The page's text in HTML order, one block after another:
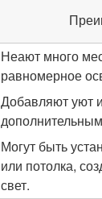
Неают много
равномерное
Добавляют уют
Могут быть
или потолка,
свет.